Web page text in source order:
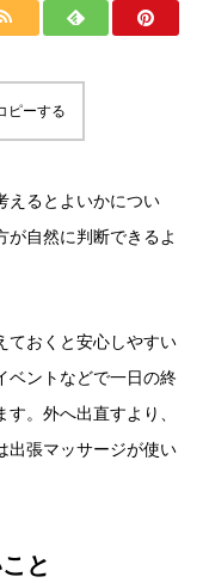
ピーする
えるとよいかについ
自然に判断できるよ
ておくと安心しやすい
ベントなどで一日の終
。外へ出直すより、
出張マッサージが使い
と